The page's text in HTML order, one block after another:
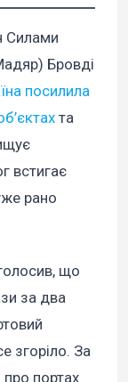
Силами
Бровді
посилила
та
встигає
рано
що
за два
згоріло. За
про портах